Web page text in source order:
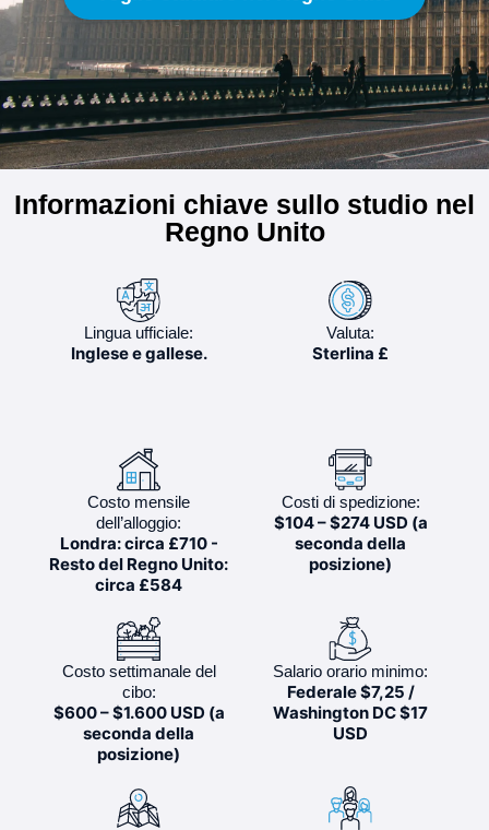
Informazioni chiave sullo studio nel
Regno Unito
Lingua ufficiale:
Inglese e gallese.
Valuta:
Sterlina £
Costo mensile
dell’alloggio:
Londra: circa £710 -
Resto del Regno Unito:
circa £584
Costi di spedizione:
$104 – $274 USD (a
seconda della
posizione)
Costo settimanale del
cibo:
$600 – $1.600 USD (a
seconda della
posizione)
Salario orario minimo:
Federale $7,25 /
Washington DC $17
USD